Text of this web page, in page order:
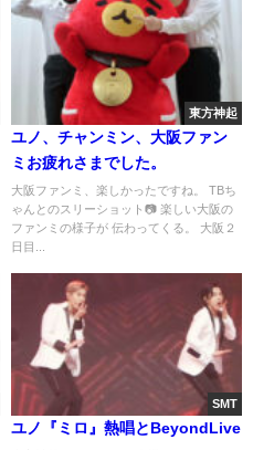
東方神起
ユノ、チャンミン、大阪ファン
ミお疲れさまでした。
大阪ファンミ、楽しかったですね。 TBち
ゃんとのスリーショット📷 楽しい大阪の
ファンミの様子が 伝わってくる。 大阪２
日目...
SMT
ユノ『ミロ』熱唱とBeyondLive